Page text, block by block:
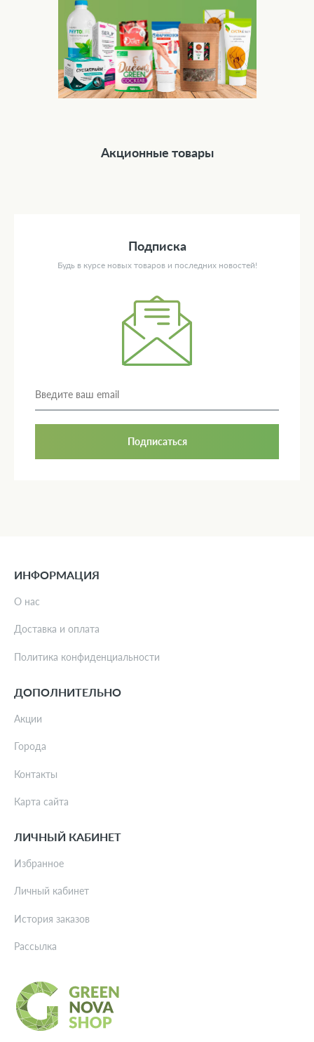
Акционные товары
Подписка
Будь в курсе новых товаров и последних новостей!
Подписаться
ИНФОРМАЦИЯ
О нас
Доставка и оплата
Политика конфиденциальности
ДОПОЛНИТЕЛЬНО
Акции
Города
Контакты
Карта сайта
ЛИЧНЫЙ КАБИНЕТ
Избранное
Личный кабинет
История заказов
Рассылка